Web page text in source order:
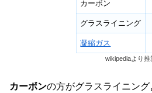
カーボン
グラスライニング
凝縮ガス
wikipediaより推
カーボンの方がグラスライニング